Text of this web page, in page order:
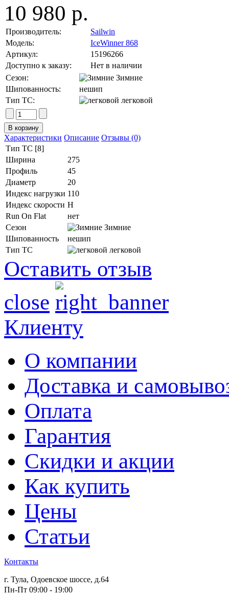
10 980 р.
Производитель:
Sailwin
Модель:
IceWinner 868
Артикул:
15196266
Доступно к заказу:
Нет в наличии
Сезон:
Зимние
Шипованность:
нешип
Тип ТС:
легковой
Характеристики Описание Отзывы (0)
Тип ТС [8]
Ширина
275
Профиль
45
Диаметр
20
Индекс нагрузки 110
Индекс скорости H
Run On Flat
нет
Сезон
Зимние
Шипованность
нешип
Тип ТС
легковой
Оставить отзыв
close
Клиенту
О компании
Доставка и
Оплата
Гарантия
Скидки и акции
Как купить
Цены
Статьи
Контакты
г. Тула, Одоевское шоссе, д.64
Пн-Пт 09:00 - 19:00